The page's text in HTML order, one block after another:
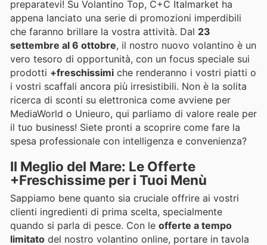
preparatevi! Su Volantino Top, C+C Italmarket ha
appena lanciato una serie di promozioni imperdibili
che faranno brillare la vostra attività. Dal 23
settembre al 6 ottobre, il nostro nuovo volantino è un
vero tesoro di opportunità, con un focus speciale sui
prodotti +freschissimi che renderanno i vostri piatti o
i vostri scaffali ancora più irresistibili. Non è la solita
ricerca di sconti su elettronica come avviene per
MediaWorld o Unieuro, qui parliamo di valore reale per
il tuo business! Siete pronti a scoprire come fare la
spesa professionale con intelligenza e convenienza?
Il Meglio del Mare: Le Offerte
+Freschissime per i Tuoi Menù
Sappiamo bene quanto sia cruciale offrire ai vostri
clienti ingredienti di prima scelta, specialmente
quando si parla di pesce. Con le offerte a tempo
limitato del nostro volantino online, portare in tavola